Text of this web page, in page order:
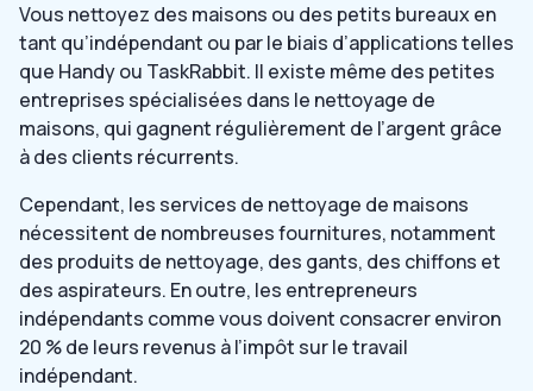
Vous nettoyez des maisons ou des petits bureaux en
tant qu’indépendant ou par le biais d’applications telles
que Handy ou TaskRabbit. Il existe même des petites
entreprises spécialisées dans le nettoyage de
maisons, qui gagnent régulièrement de l’argent grâce
à des clients récurrents.
Cependant, les services de nettoyage de maisons
nécessitent de nombreuses fournitures, notamment
des produits de nettoyage, des gants, des chiffons et
des aspirateurs. En outre, les entrepreneurs
indépendants comme vous doivent consacrer environ
20 % de leurs revenus à l’impôt sur le travail
indépendant.